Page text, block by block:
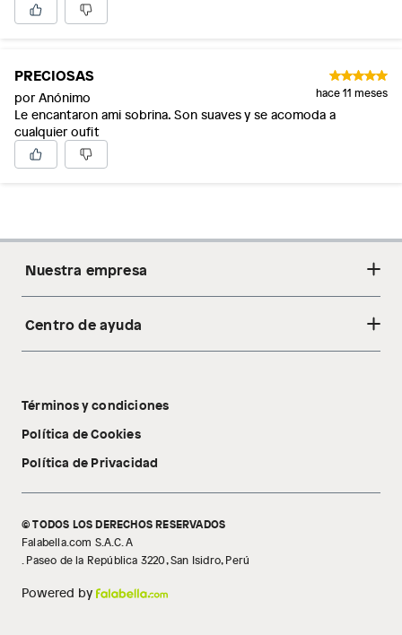
PRECIOSAS
por Anónimo hace 11 meses
Le encantaron ami sobrina. Son suaves y se acomoda a
cualquier oufit
Nuestra empresa
Acerca de nosotros
Tecnología Pillow Walk
Centro de ayuda
Libro de reclamaciones
Términos y condiciones
Política de Cookies
Política de Privacidad
© TODOS LOS DERECHOS RESERVADOS
Falabella.com S.A.C. A
. Paseo de la República 3220, San Isidro, Perú
Powered by